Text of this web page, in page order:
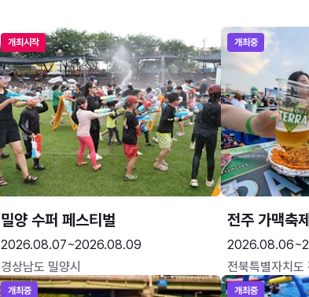
개최시작
밀양 수퍼 페스티벌
2026.08.07~2026.08.09
경상남도 밀양시
개최중
전주 가맥축
전북특별자치도
개최중 개최중